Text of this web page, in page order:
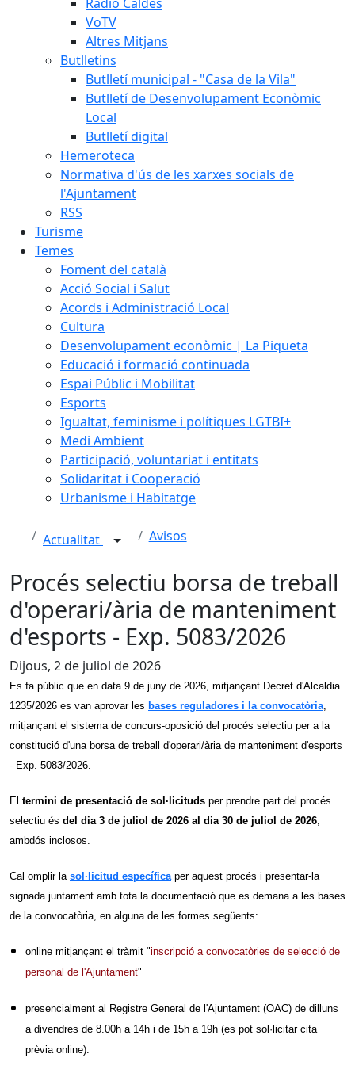
VoTV
Altres Mitjans
Butlletins
Butlletí municipal - "Casa de la Vila"
Butlletí de Desenvolupament Econòmic
Local
Butlletí digital
Hemeroteca
Normativa d'ús de les xarxes socials de
l'Ajuntament
RSS
Turisme
Temes
Foment del català
Acció Social i Salut
Acords i Administració Local
Cultura
Desenvolupament econòmic | La Piqueta
Educació i formació continuada
Espai Públic i Mobilitat
Esports
Igualtat, feminisme i polítiques LGTBI+
Medi Ambient
Participació, voluntariat i entitats
Solidaritat i Cooperació
Urbanisme i Habitatge
Actualitat Avisos
Procés selectiu borsa de treball
d'operari/ària de manteniment
d'esports - Exp. 5083/2026
Dijous, 2 de juliol de 2026
Es fa públic que en data 9 de juny de 2026, mitjançant Decret d'Alcaldia
1235/2026 es van aprovar les bases reguladores i la convocatòria,
mitjançant el sistema de concurs-oposició del procés selectiu per a la
constitució d'una borsa de treball d'operari/ària de manteniment d'esports
- Exp. 5083/2026.
El termini de presentació de sol·licituds per prendre part del procés
selectiu és del dia 3 de juliol de 2026 al dia 30 de juliol de 2026,
ambdós inclosos.
Cal omplir la sol·licitud específicaper aquest procés i presentar-la
signada juntament amb tota la documentació que es demana a les bases
de la convocatòria, en alguna de les formes següents:
online mitjançant el tràmit "inscripció a convocatòries de selecció de
personal de l'Ajuntament"
presencialment al Registre General de l'Ajuntament (OAC) de dilluns
a divendres de 8.00h a 14h i de 15h a 19h (es pot sol·licitar cita
prèvia online).